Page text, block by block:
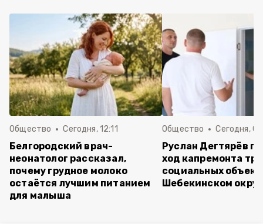
Общество Сегодня, 12:11
Белгородский врач-
неонатолог рассказал,
почему грудное молоко
остаётся лучшим питанием
для малыша
Общество Сегодня,
Руслан Дегтярёв
ход капремонта
социальных
Шебекинском